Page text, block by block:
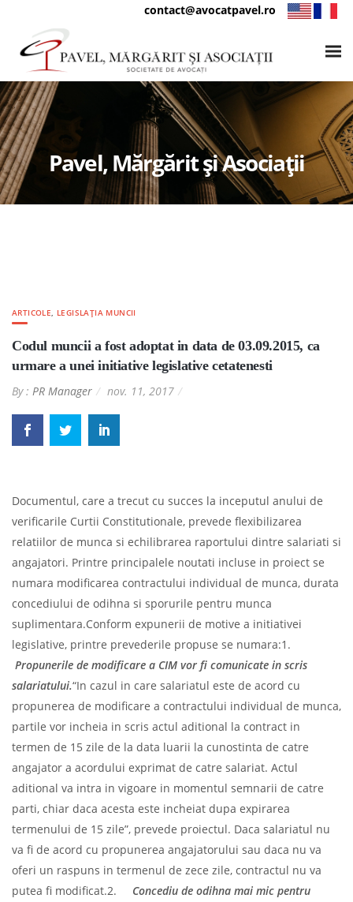
contact@avocatpavel.ro
Pavel, Mărgărit și Asociații
ARTICOLE, LEGISLAȚIA MUNCII
Codul muncii a fost adoptat in data de 03.09.2015, ca
urmare a unei initiative legislative cetatenesti
By : PR Manager nov. 11, 2017
Documentul, care a trecut cu succes la inceputul anului de
verificarile Curtii Constitutionale, prevede flexibilizarea
relatiilor de munca si echilibrarea raportului dintre salariati si
angajatori. Printre principalele noutati incluse in proiect se
numara modificarea contractului individual de munca, durata
concediului de odihna si sporurile pentru munca
suplimentara.Conform expunerii de motive a initiativei
legislative, printre prevederile propuse se numara:1.
Propunerile de modificare a CIM vor fi comunicate in scris
salariatului.“In cazul in care salariatul este de acord cu
propunerea de modificare a contractului individual de munca,
partile vor incheia in scris actul aditional la contract in
termen de 15 zile de la data luarii la cunostinta de catre
angajator a acordului exprimat de catre salariat. Actul
aditional va intra in vigoare in momentul semnarii de catre
parti, chiar daca acesta este incheiat dupa expirarea
termenului de 15 zile”, prevede proiectul. Daca salariatul nu
va fi de acord cu propunerea angajatorului sau daca nu va
oferi un raspuns in termenul de zece zile, contractul nu va
putea fi modificat.2. Concediu de odihna mai mic pentru